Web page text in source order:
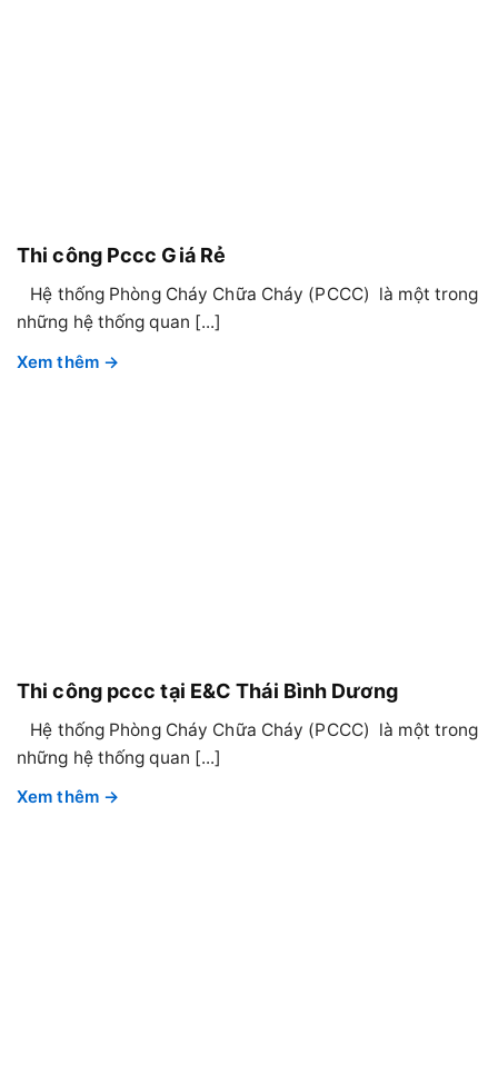
Thi công Pccc Giá Rẻ
Hệ thống Phòng Cháy Chữa Cháy (PCCC) là một trong
những hệ thống quan [...]
Thi công pccc tại E&C Thái Bình Dương
Hệ thống Phòng Cháy Chữa Cháy (PCCC) là một trong
những hệ thống quan [...]